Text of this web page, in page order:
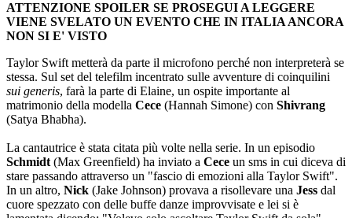
ATTENZIONE SPOILER SE PROSEGUI A LEGGERE
VIENE SVELATO UN EVENTO CHE IN ITALIA ANCORA
NON SI E' VISTO
Taylor Swift metterà da parte il microfono perché non interpreterà se
stessa. Sul set del telefilm incentrato sulle avventure di coinquilini
sui generis, farà la parte di Elaine, un ospite importante al
matrimonio della modella Cece (Hannah Simone) con Shivrang
(Satya Bhabha).
La cantautrice è stata citata più volte nella serie. In un episodio
Schmidt (Max Greenfield) ha inviato a Cece un sms in cui diceva di
stare passando attraverso un "fascio di emozioni alla Taylor Swift".
In un altro, Nick (Jake Johnson) provava a risollevare una Jess dal
cuore spezzato con delle buffe danze improvvisate e lei si è